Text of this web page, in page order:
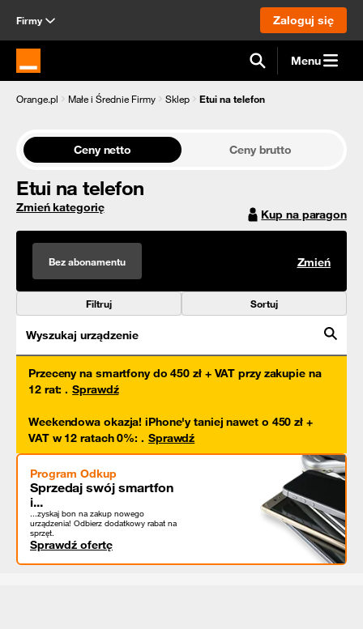
Firmy Zaloguj się
Strona główna Orange.pl Menu
Orange.pl Małe i Średnie Firmy Sklep Etui na telefon
Ceny netto Ceny brutto
Etui na telefon
Zmień kategorię Kup na paragon
Bez abonamentu Zmień
Filtruj Sortuj
Wyszukaj urządzenie
Przeceny na smartfony do 450 zł + VAT przy zakupie na
12 rat: . Sprawdź
Weekendowa okazja! iPhone'y taniej nawet o 450 zł +
VAT w 12 ratach 0%: . Sprawdź
Program Odkup
Sprzedaj swój smartfon
i...
...zyskaj bon na zakup nowego
urządzenia! Odbierz dodatkowy rabat na
sprzęt.
Sprawdź ofertę